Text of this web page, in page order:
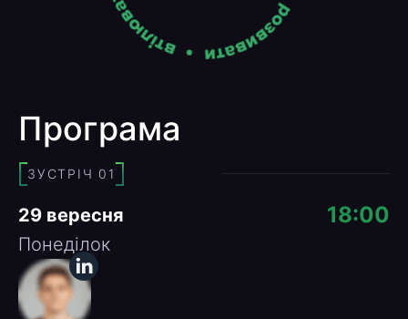
Програма
ЗУСТРІЧ 01
29 вересня
Понеділок
18:00